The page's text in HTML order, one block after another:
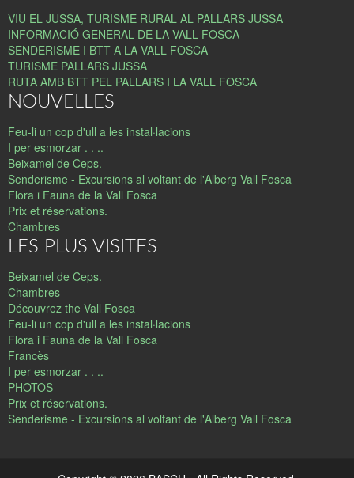
VIU EL JUSSA, TURISME RURAL AL PALLARS JUSSA
INFORMACIÓ GENERAL DE LA VALL FOSCA
SENDERISME I BTT A LA VALL FOSCA
TURISME PALLARS JUSSA
RUTA AMB BTT PEL PALLARS I LA VALL FOSCA
NOUVELLES
Feu-li un cop d'ull a les instal·lacions
I per esmorzar . . ..
Beixamel de Ceps.
Senderisme - Excursions al voltant de l'Alberg Vall Fosca
Flora i Fauna de la Vall Fosca
Prix et réservations.
Chambres
LES PLUS VISITES
Beixamel de Ceps.
Chambres
Découvrez the Vall Fosca
Feu-li un cop d'ull a les instal·lacions
Flora i Fauna de la Vall Fosca
Francès
I per esmorzar . . ..
PHOTOS
Prix et réservations.
Senderisme - Excursions al voltant de l'Alberg Vall Fosca